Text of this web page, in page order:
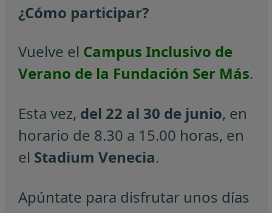
¿Cómo participar?
Vuelve el Campus Inclusivo de
Verano de la Fundación Ser Más.
Esta vez, del 22 al 30 de junio, en
horario de 8.30 a 15.00 horas, en
el Stadium Venecia.
Apúntate para disfrutar unos días